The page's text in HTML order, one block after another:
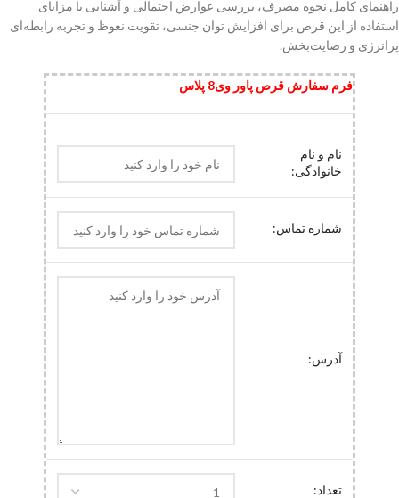
راهنمای کامل نحوه مصرف، بررسی عوارض احتمالی و آشنایی با مزایای
استفاده از این قرص برای افزایش توان جنسی، تقویت نعوظ و تجربه رابطه‌ای
پرانرژی و رضایت‌بخش.
فرم سفارش قرص پاور وی8 پلاس
نام و نام
خانوادگی:
شماره تماس:
آدرس:
تعداد: